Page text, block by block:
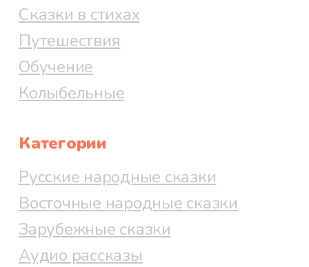
Сказки в стихах
Путешествия
Обучение
Колыбельные
Категории
Русские народные сказки
Восточные народные сказки
Зарубежные сказки
Аудио рассказы